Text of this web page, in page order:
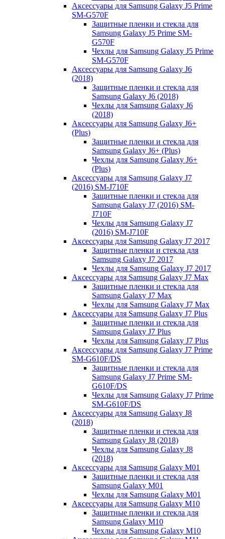
Аксессуары для Samsung Galaxy J5 Prime
SM-G570F
Защитные пленки и стекла для
Samsung Galaxy J5 Prime SM-
G570F
Чехлы для Samsung Galaxy J5 Prime
SM-G570F
Аксессуары для Samsung Galaxy J6
(2018)
Защитные пленки и стекла для
Samsung Galaxy J6 (2018)
Чехлы для Samsung Galaxy J6
(2018)
Аксессуары для Samsung Galaxy J6+
(Plus)
Защитные пленки и стекла для
Samsung Galaxy J6+ (Plus)
Чехлы для Samsung Galaxy J6+
(Plus)
Аксессуары для Samsung Galaxy J7
(2016) SM-J710F
Защитные пленки и стекла для
Samsung Galaxy J7 (2016) SM-
J710F
Чехлы для Samsung Galaxy J7
(2016) SM-J710F
Аксессуары для Samsung Galaxy J7 2017
Защитные пленки и стекла для
Samsung Galaxy J7 2017
Чехлы для Samsung Galaxy J7 2017
Аксессуары для Samsung Galaxy J7 Max
Защитные пленки и стекла для
Samsung Galaxy J7 Max
Чехлы для Samsung Galaxy J7 Max
Аксессуары для Samsung Galaxy J7 Plus
Защитные пленки и стекла для
Samsung Galaxy J7 Plus
Чехлы для Samsung Galaxy J7 Plus
Аксессуары для Samsung Galaxy J7 Prime
SM-G610F/DS
Защитные пленки и стекла для
Samsung Galaxy J7 Prime SM-
G610F/DS
Чехлы для Samsung Galaxy J7 Prime
SM-G610F/DS
Аксессуары для Samsung Galaxy J8
(2018)
Защитные пленки и стекла для
Samsung Galaxy J8 (2018)
Чехлы для Samsung Galaxy J8
(2018)
Аксессуары для Samsung Galaxy M01
Защитные пленки и стекла для
Samsung Galaxy M01
Чехлы для Samsung Galaxy M01
Аксессуары для Samsung Galaxy M10
Защитные пленки и стекла для
Samsung Galaxy M10
Чехлы для Samsung Galaxy M10